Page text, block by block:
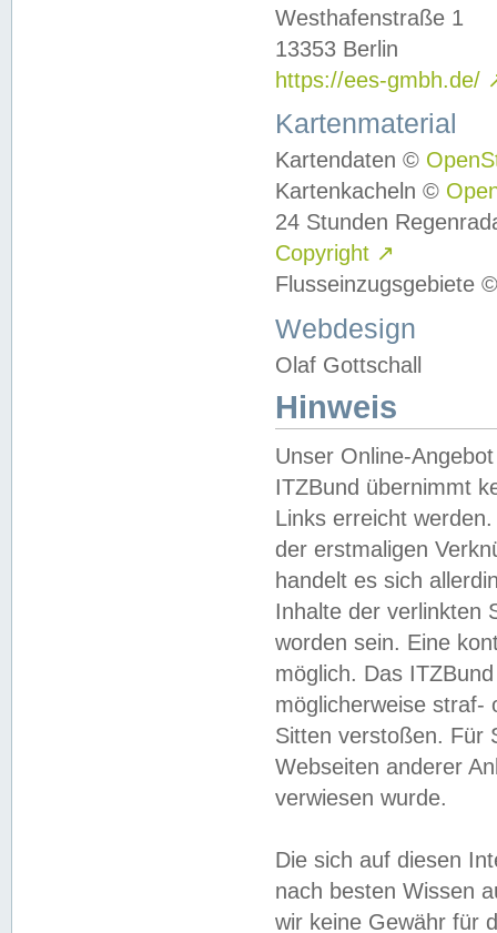
Westhafenstraße 1
13353 Berlin
https://ees-gmbh.de/
Kartenmaterial
Kartendaten ©
Kartenkacheln ©
24 Stunden
Copyright ↗
Flusseinzugsgebiete
Webdesign
Olaf Gottschall
Hinweis
Unser Online-
ITZBund übernimmt
Links erreicht
der erstmaligen
handelt es sich
Inhalte der verlinkten
worden sein. Eine
möglich. Das
möglicherweise straf-
Sitten verstoßen. Für
Webseiten anderer
verwiesen wurde.
Die sich auf diesen
nach besten Wissen
wir keine Gewähr für